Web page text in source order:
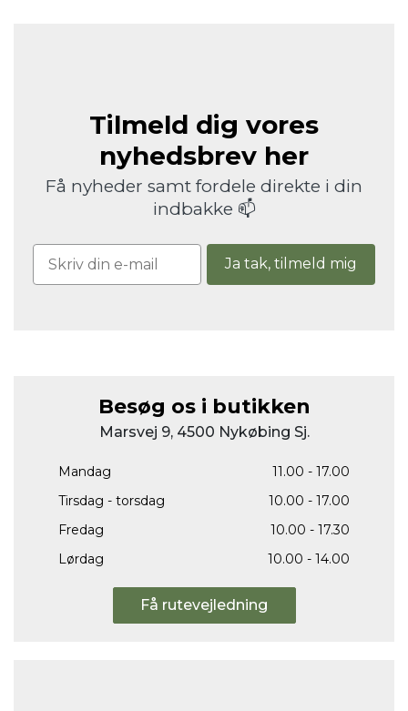
Tilmeld dig vores
nyhedsbrev her
Få nyheder samt fordele direkte i din
indbakke 📫
Ja tak, tilmeld mig
Besøg os i butikken
Marsvej 9, 4500 Nykøbing Sj.
Mandag
11.00 - 17.00
Tirsdag - torsdag
10.00 - 17.00
Fredag
10.00 - 17.30
Lørdag
10.00 - 14.00
Få rutevejledning